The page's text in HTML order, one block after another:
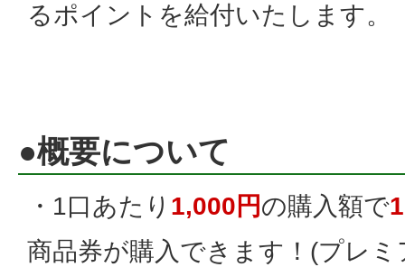
るポイントを給付いたします。
●概要について
・1口あたり 1,000円の購入額で
商品券が購入できます！(プレミ